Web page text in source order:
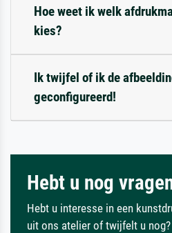
Hoe weet ik welk
kies?
Ik twijfel of ik de
geconfigureerd!
Hebt u nog
Hebt u interesse in een
uit ons atelier of twijfelt u nog?